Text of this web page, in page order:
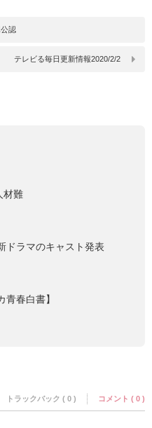
認
テレビる毎日更新情報2020/2/2
材難
ドラマのキャスト発表
青春白書】
トラックバック ( 0 ) コメント ( 0 )